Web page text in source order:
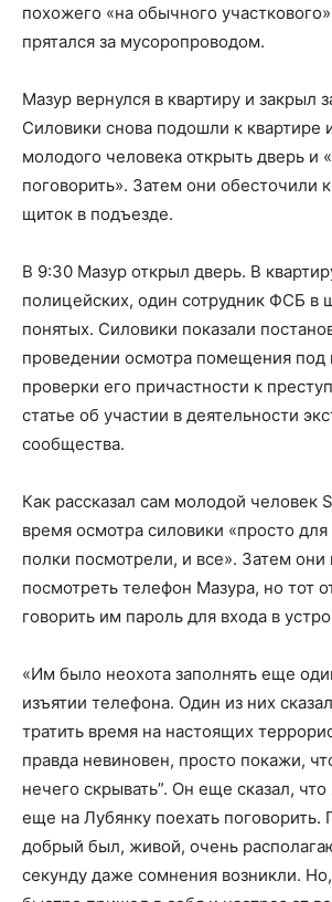
похожего «на обычного
прятался за мусоропроводом.
Мазур вернулся в квартиру и закрыл
Силовики снова подошли к квартире
молодого человека открыть дверь и
поговорить». Затем они обесточили
щиток в подъезде.
В 9:30 Мазур открыл дверь. В
полицейских, один сотрудник ФСБ в
понятых. Силовики показали
проведении осмотра помещения под
проверки его причастности к
статье об участии в деятельности
сообщества.
Как рассказал сам молодой человек
время осмотра силовики «просто для
полки посмотрели, и все». Затем они
посмотреть телефон Мазура, но тот
говорить им пароль для входа в
«Им было неохота заполнять еще
изъятии телефона. Один из них
тратить время на настоящих
правда невиновен, просто покажи,
нечего скрывать”. Он еще сказал,
еще на Лубянку поехать поговорить.
добрый был, живой, очень
секунду даже сомнения возникли.